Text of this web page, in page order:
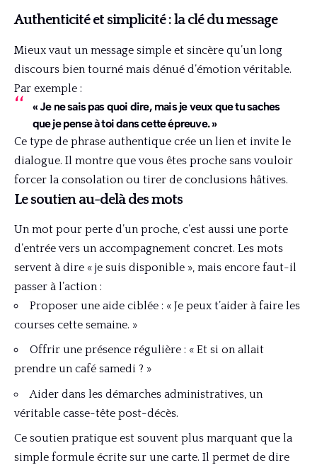
Authenticité et simplicité : la clé du message
Mieux vaut un message simple et sincère qu’un long
discours bien tourné mais dénué d’émotion véritable.
Par exemple :
« Je ne sais pas quoi dire, mais je veux que tu saches
que je pense à toi dans cette épreuve. »
Ce type de phrase authentique crée un lien et invite le
dialogue. Il montre que vous êtes proche sans vouloir
forcer la consolation ou tirer de conclusions hâtives.
Le soutien au-delà des mots
Un mot pour perte d’un proche, c’est aussi une porte
d’entrée vers un accompagnement concret. Les mots
servent à dire « je suis disponible », mais encore faut-il
passer à l’action :
Proposer une aide ciblée : « Je peux t’aider à faire les
courses cette semaine. »
Offrir une présence régulière : « Et si on allait
prendre un café samedi ? »
Aider dans les démarches administratives, un
véritable casse-tête post-décès.
Ce soutien pratique est souvent plus marquant que la
simple formule écrite sur une carte. Il permet de dire